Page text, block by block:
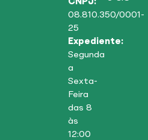
CNPJ:
08.810.350/0001-
25
Expediente:
Segunda
a
Sexta-
Feira
das 8
às
12:00